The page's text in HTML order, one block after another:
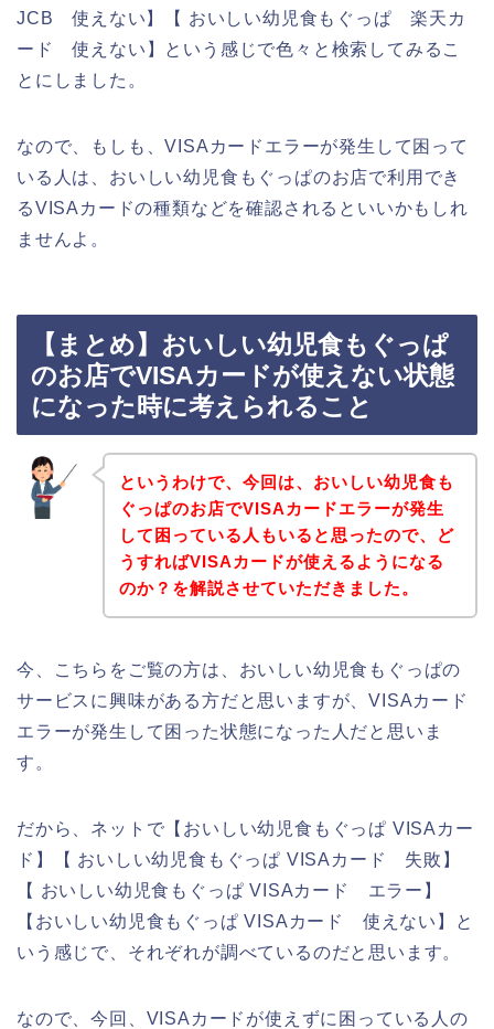
JCB 使えない】【 おいしい幼児食もぐっぱ 楽天カ
ード 使えない】という感じで色々と検索してみるこ
とにしました。
なので、もしも、VISAカードエラーが発生して困って
いる人は、おいしい幼児食もぐっぱのお店で利用でき
るVISAカードの種類などを確認されるといいかもしれ
ませんよ。
【まとめ】おいしい幼児食もぐっぱ
のお店でVISAカードが使えない状態
になった時に考えられること
というわけで、今回は、おいしい幼児食も
ぐっぱのお店でVISAカードエラーが発生
して困っている人もいると思ったので、ど
うすればVISAカードが使えるようになる
のか？を解説させていただきました。
今、こちらをご覧の方は、おいしい幼児食もぐっぱの
サービスに興味がある方だと思いますが、VISAカード
エラーが発生して困った状態になった人だと思いま
す。
だから、ネットで【おいしい幼児食もぐっぱ VISAカー
ド】【 おいしい幼児食もぐっぱ VISAカード 失敗】
【 おいしい幼児食もぐっぱ VISAカード エラー】
【おいしい幼児食もぐっぱ VISAカード 使えない】と
いう感じで、それぞれが調べているのだと思います。
なので、今回、VISAカードが使えずに困っている人の